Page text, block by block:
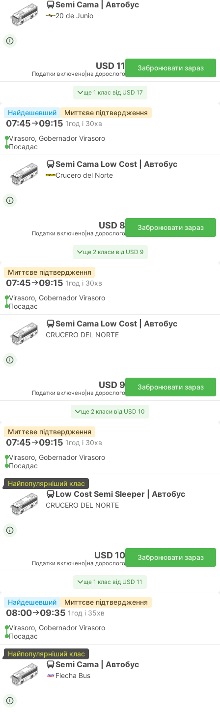
Semi Cama | Автобус
20 de Junio
USD 11
Податки включено на дорослого
Забронювати зараз
ще 1 клас від USD 17
Найдешевший Миттєве підтвердження
07:45 09:15 1год і 30хв
Virasoro, Gobernador Virasoro
Посадас
Semi Cama Low Cost | Автобус
Crucero del Norte
USD 8
Податки включено на дорослого
Забронювати зараз
ще 2 класи від USD 9
Миттєве підтвердження
07:45 09:15 1год і 30хв
Virasoro, Gobernador Virasoro
Посадас
Semi Cama Low Cost | Автобус
CRUCERO DEL NORTE
USD 9
Податки включено на дорослого
Забронювати зараз
ще 2 класи від USD 10
Миттєве підтвердження
07:45 09:15 1год і 30хв
Virasoro, Gobernador Virasoro
Посадас
Найпопулярніший клас
Low Cost Semi Sleeper | Автобус
CRUCERO DEL NORTE
USD 10
Податки включено на дорослого
Забронювати зараз
ще 1 клас від USD 11
Найдешевший Миттєве підтвердження
08:00 09:35 1год і 35хв
Virasoro, Gobernador Virasoro
Посадас
Найпопулярніший клас
Semi Cama | Автобус
Flecha Bus